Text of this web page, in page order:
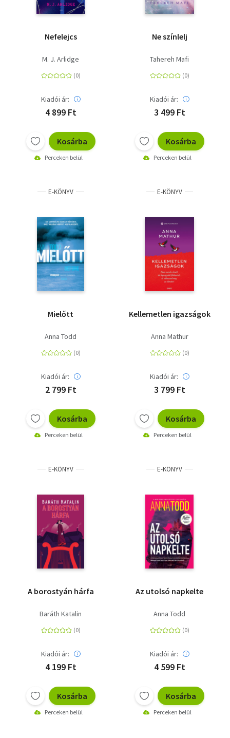
Nefelejcs
M. J. Arlidge
Kiadói ár:
4 899 Ft
Kosárba
Perceken belül
Ne színlelj
Tahereh Mafi
Kiadói ár:
3 499 Ft
Kosárba
Perceken belül
E-KÖNYV
Mielőtt
Anna Todd
Kiadói ár:
2 799 Ft
Kosárba
Perceken belül
E-KÖNYV
Kellemetlen igazságok
Anna Mathur
Kiadói ár:
3 799 Ft
Kosárba
Perceken belül
E-KÖNYV
A borostyán hárfa
Baráth Katalin
Kiadói ár:
4 199 Ft
Kosárba
Perceken belül
E-KÖNYV
Az utolsó napkelte
Anna Todd
Kiadói ár:
4 599 Ft
Kosárba
Perceken belül